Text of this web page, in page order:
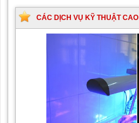
CÁC DỊCH VỤ KỸ THUẬT CAO